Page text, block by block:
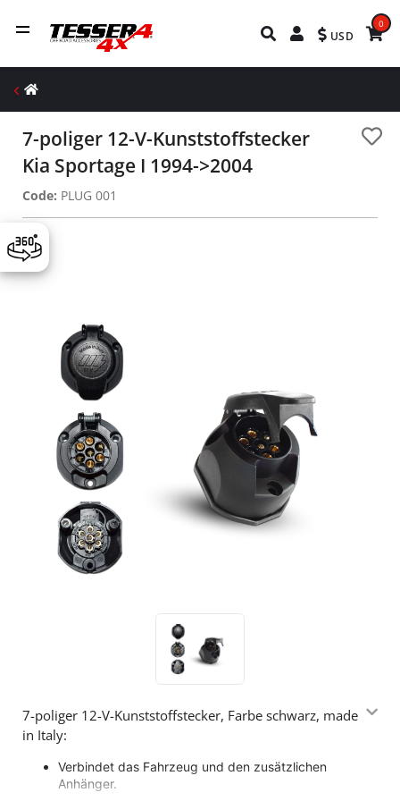
USD
0
7-poliger 12-V-Kunststoffstecker
Kia Sportage I 1994->2004
Code: PLUG 001
7-poliger 12-V-Kunststoffstecker, Farbe schwarz, made
in Italy:
Verbindet das Fahrzeug und den zusätzlichen
Anhänger.